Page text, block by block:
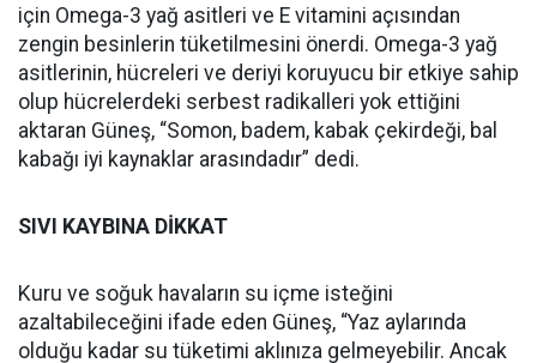
için Omega-3 yağ asitleri ve E vitamini açısından
zengin besinlerin tüketilmesini önerdi. Omega-3 yağ
asitlerinin, hücreleri ve deriyi koruyucu bir etkiye sahip
olup hücrelerdeki serbest radikalleri yok ettiğini
aktaran Güneş, “Somon, badem, kabak çekirdeği, bal
kabağı iyi kaynaklar arasındadır” dedi.
SIVI KAYBINA DİKKAT
Kuru ve soğuk havaların su içme isteğini
azaltabileceğini ifade eden Güneş, “Yaz aylarında
olduğu kadar su tüketimi aklınıza gelmeyebilir. Ancak